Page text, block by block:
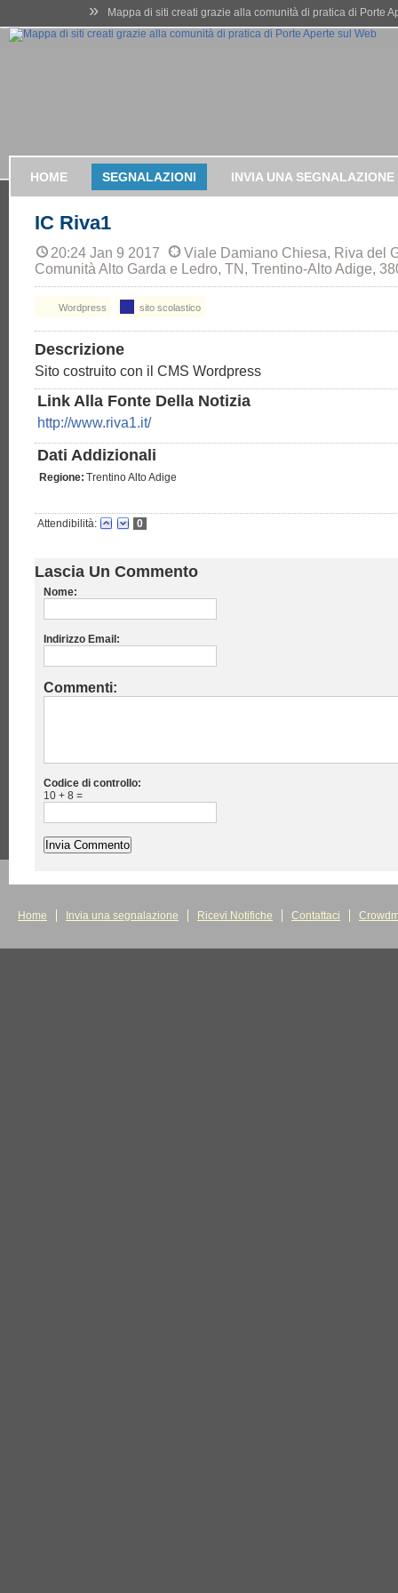
» Mappa di siti creati grazie alla comunità di pratica di Porte
HOME SEGNALAZIONI INVIA UNA SEGNALAZIONE
IC Riva1
20:24 Jan 9 2017
Viale Damiano Chiesa, Riva del
Comunità Alto Garda e Ledro, TN, Trentino-Alto Adige,
Wordpress sito scolastico
Descrizione
Sito costruito con il CMS Wordpress
Link Alla Fonte Della Notizia
http://www.riva1.it/
Dati Addizionali
Regione: Trentino Alto Adige
Attendibilità: 0
Lascia Un Commento
Nome:
Indirizzo Email:
Commenti:
Codice di controllo:
10 + 8 =
Home Invia una segnalazione Ricevi Notifiche Contattaci